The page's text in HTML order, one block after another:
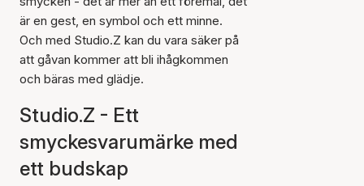
är en gest, en symbol och ett minne.
Och med Studio.Z kan du vara säker på
att gåvan kommer att bli ihågkommen
och bäras med glädje.
Studio.Z - Ett
smyckesvarumärke med
ett budskap